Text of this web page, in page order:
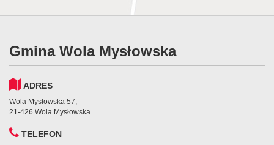
Gmina Wola Mysłowska
ADRES
Wola Mysłowska 57,
21-426 Wola Mysłowska
TELEFON